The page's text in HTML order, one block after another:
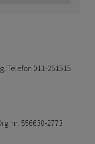
Telefon 011-251515
nr: 556630-2773